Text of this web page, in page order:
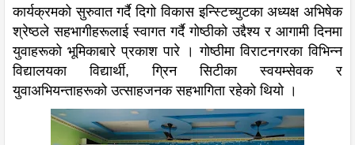
कार्यक्रमको सुरुवात गर्दै दिगो विकास इन्स्टिच्युटका अध्यक्ष अभिषेक
श्रेष्ठले सहभागीहरूलाई स्वागत गर्दै गोष्ठीको उद्दैश्य र आगामी दिनमा
युवाहरूको भूमिकाबारे प्रकाश पारे । गोष्ठीमा विराटनगरका विभिन्न
विद्यालयका विद्यार्थी, ग्रिन सिटीका स्वयम्सेवक र
युवाअभियन्ताहरूको उत्साहजनक सहभागिता रहेको थियो ।